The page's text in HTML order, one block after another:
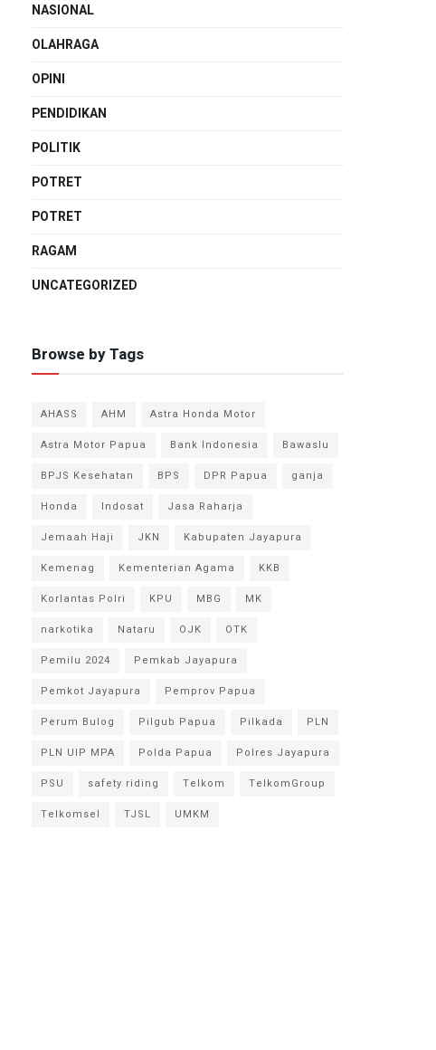
NASIONAL
OLAHRAGA
OPINI
PENDIDIKAN
POLITIK
POTRET
POTRET
RAGAM
UNCATEGORIZED
Browse by Tags
AHASS AHM
Astra Honda Motor
Astra Motor Papua
Bank Indonesia
Bawaslu
BPJS Kesehatan
BPS DPR Papua
ganja
Honda
Indosat
Jasa Raharja
Jemaah Haji
JKN
Kabupaten Jayapura
Kemenag
Kementerian Agama
KKB
Korlantas Polri
KPU MBG
MK
narkotika
Nataru OJK
OTK
Pemilu 2024
Pemkab Jayapura
Pemkot Jayapura
Pemprov Papua
Perum Bulog
Pilgub Papua Pilkada
PLN
PLN UIP MPA
Polda Papua
Polres Jayapura
PSU
safety riding Telkom
TelkomGroup
Telkomsel
TJSL UMKM